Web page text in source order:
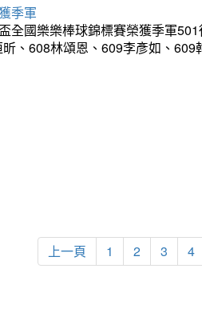
季軍
全國樂樂棒球錦標賽榮獲季軍
、608林頌恩、609李彥如、
上一頁 1 2 3 4